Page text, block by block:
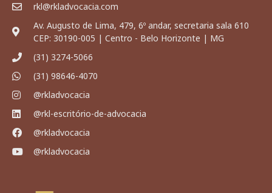
rkl@rkladvocacia.com
Av. Augusto de Lima, 479, 6º andar, secretaria sala 610
CEP: 30190-005 | Centro - Belo Horizonte | MG
(31) 3274-5066
(31) 98646-4070
@rkladvocacia
@rkl-escritório-de-advocacia
@rkladvocacia
@rkladvocacia